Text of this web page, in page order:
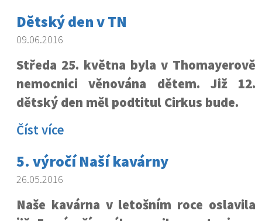
Dětský den v TN
09.06.2016
Středa 25. května byla v Thomayerově
nemocnici věnována dětem. Již 12.
dětský den měl podtitul Cirkus bude.
Číst více
5. výročí Naší kavárny
26.05.2016
Naše kavárna v letošním roce oslavila